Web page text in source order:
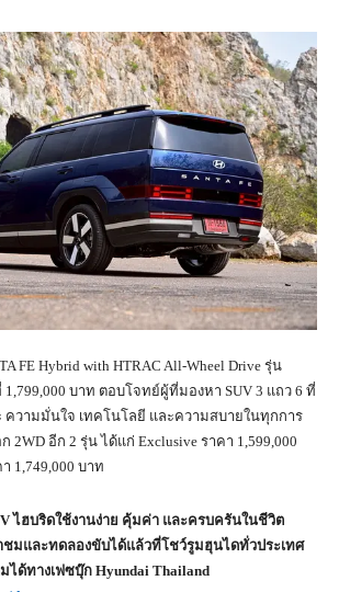
FE Hybrid with HTRAC All-Wheel Drive รุ่น
1,799,000 บาท ตอบโจทย์ผู้ที่มองหา SUV 3 แถว 6 ที่
วามมั่นใจ เทคโนโลยี และความสบายในทุกการ
2WD อีก 2 รุ่น ได้แก่ Exclusive ราคา 1,599,000
1,749,000 บาท
ไฮบริดใช้งานง่าย คุ้มค่า และครบครันในชีวิต
ชมและทดลองขับได้แล้วที่โชว์รูมฮุนไดทั่วประเทศ
ได้ทางเฟซบุ๊ก Hyundai Thailand